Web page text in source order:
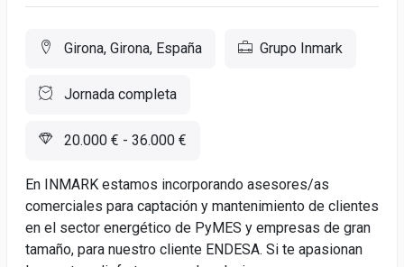
Girona, Girona, España Grupo Inmark
Jornada completa
20.000 € - 36.000 €
En INMARK estamos incorporando asesores/as
comerciales para captación y mantenimiento de clientes
en el sector energético de PyMES y empresas de gran
tamaño, para nuestro cliente ENDESA. Si te apasionan